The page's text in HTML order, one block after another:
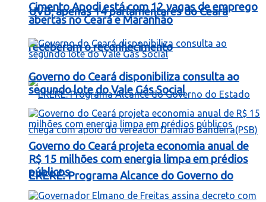
UVB; apenas 14 parlamentares do Ceará
receberam o reconhecimento
ERERÉ: Programa Alcance do Governo do
Cimento Apodi está com 12 vagas de emprego
abertas no Ceará e Maranhão
Governo do Ceará disponibiliza consulta ao
segundo lote do Vale Gás Social
Governo do Ceará projeta economia anual de
R$ 15 milhões com energia limpa em prédios
públicos